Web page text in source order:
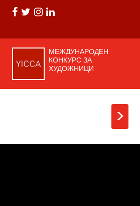
МЕЖДУНАРОДЕН
КОНКУРС ЗА
ХУДОЖНИЦИ
>